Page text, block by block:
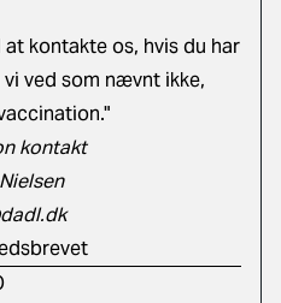
kontakte os, hvis du har
ved som nævnt ikke,
kontakt